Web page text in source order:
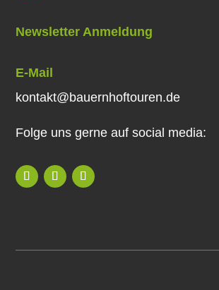
Newsletter Anmeldung
E-Mail
kontakt@bauernhoftouren.de
Folge uns gerne auf social media: